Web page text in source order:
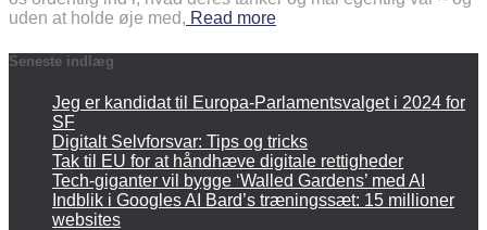
uden at holde øje med, Read more
Seneste indlæg
Jeg er kandidat til Europa-Parlamentsvalget i 2024 for
SF
Digitalt Selvforsvar: Tips og tricks
Tak til EU for at håndhæve digitale rettigheder
Tech-giganter vil bygge ‘Walled Gardens’ med AI
Indblik i Googles AI Bard’s træningssæt: 15 millioner
websites